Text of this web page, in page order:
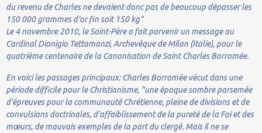
du revenu de Charles ne devaient donc pas de beaucoup dépasser les
150 000 grammes d'or fin soit 150 kg"
Le 4 novembre 2010, le Saint-Père a fait parvenir un message au
Cardinal Dionigio Tettamanzi, Archevêque de Milan (Italie), pour le
quatrième centenaire de la Canonisation de Saint Charles Borromée.
En voici les passages principaux: Charles Borromée vécut dans une
période difficile pour le Christianisme, "une époque sombre parsemée
d'épreuves pour la communauté Chrétienne, pleine de divisions et de
convulsions doctrinales, d'affaiblissement de la pureté de la Foi et des
mœurs, de mauvais exemples de la part du clergé. Mais il ne se